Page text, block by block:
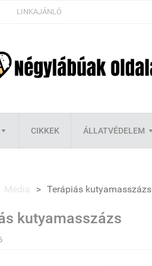
LINKAJÁNLÓ
CIKKEK ÁLLATVÉDELEM
Média > Terápiás kutyamasszázs
kutyamasszázs